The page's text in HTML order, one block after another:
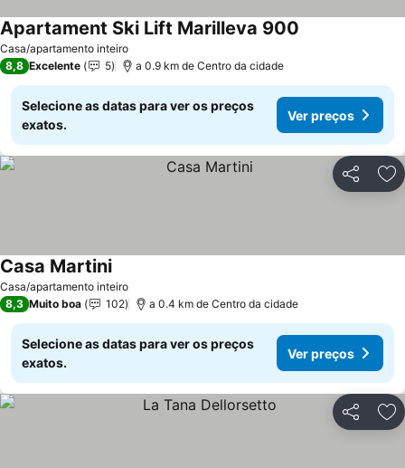
Casa/apartamento inteiro
Apartament Ski Lift Marilleva 900
8,8 Excelente 5 a 0.9 km de Centro da cidade
Selecione as datas para ver os preços
exatos.
Ver preços
Partilhar
Casa/apartamento inteiro
Casa MartiniVer preços
8,3 Muito boa 102 a 0.4 km de Centro da cidade
Selecione as datas para ver os preços
exatos.
Ver preços
Partilhar